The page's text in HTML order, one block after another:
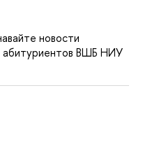
новости
абитуриентов ВШБ НИУ